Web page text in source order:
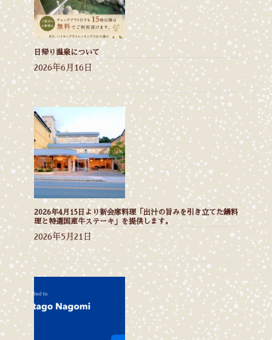
日帰り温泉について
2026年6月16日
2026年4月15日より新会席料理「出汁の旨みを引き立てた鍋料
理と特選国産牛ステーキ」を提供します。
2026年5月21日